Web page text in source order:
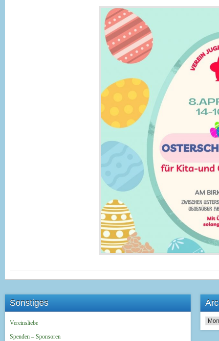
Sonstiges
Vereinsliebe
Spenden – Sponsoren